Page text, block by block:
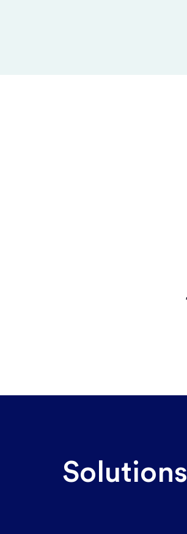
Solutions